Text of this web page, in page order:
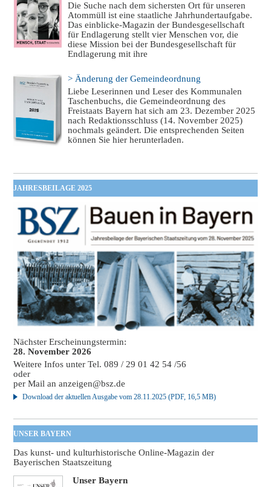
Die Suche nach dem sichersten Ort für unseren
Atommüll ist eine staatliche Jahrhundertaufgabe.
Das einblicke-Magazin der Bundesgesellschaft
für Endlagerung stellt vier Menschen vor, die
diese Mission bei der Bundesgesellschaft für
Endlagerung mit ihre
> Änderung der Gemeindeordnung
Liebe Leserinnen und Leser des Kommunalen
Taschenbuchs, die Gemeindeordnung des
Freistaats Bayern hat sich am 23. Dezember 2025
nach Redaktionsschluss (14. November 2025)
nochmals geändert. Die entsprechenden Seiten
können Sie hier herunterladen.
JAHRESBEILAGE 2025
Nächster Erscheinungstermin:
28. November 2026
Weitere Infos unter Tel. 089 / 29 01 42 54 /56
oder
per Mail ananzeigen@bsz.de
Download der aktuellen Ausgabe vom 28.11.2025 (PDF, 16,5 MB)
UNSER BAYERN
Das kunst- und kulturhistorische Online-Magazin der
Bayerischen Staatszeitung
Unser Bayern